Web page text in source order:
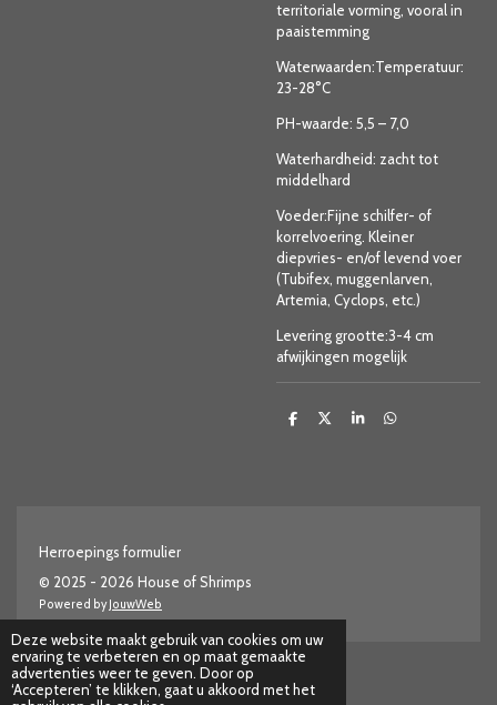
Deze website maakt gebruik van cookies om uw
ervaring te verbeteren en op maat gemaakte
advertenties weer te geven. Door op
‘Accepteren’ te klikken, gaat u akkoord met het
territoriale vorming, vooral in
paaistemming
Waterwaarden:Temperatuur:
23-28°C
PH-waarde: 5,5 – 7,0
Waterhardheid: zacht tot
middelhard
Voeder:Fijne schilfer- of
korrelvoering. Kleiner
diepvries- en/of levend voer
(Tubifex, muggenlarven,
Artemia, Cyclops, etc.)
Levering grootte:3-4 cm
afwijkingen mogelijk
D
D
S
D
Herroepings formulier
© 2025 - 2026 House of Shrimps
Powered byJouwWeb